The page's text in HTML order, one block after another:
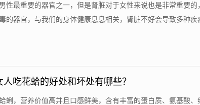
性最重要的器官之一，但是肾脏对于女性来说也是非常重要的
的器官，与我们的身体健康息息相关，肾脏不好会导致多种疾
吃花蛤的好处和坏处有哪些？
蜊，营养价值高并且口感鲜美，含有丰富的蛋白质、氨基酸、